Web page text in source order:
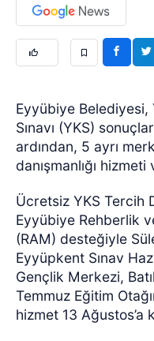
Eyyübiye Belediyesi,
Sınavı (YKS)
ardından, 5 ayrı
danışmanlığı
Ücretsiz YKS Tercih
Eyyübiye Rehberlik
(RAM) desteğiyle
Eyyüpkent Sınav
Gençlik Merkezi,
Temmuz Eğitim
hizmet 13